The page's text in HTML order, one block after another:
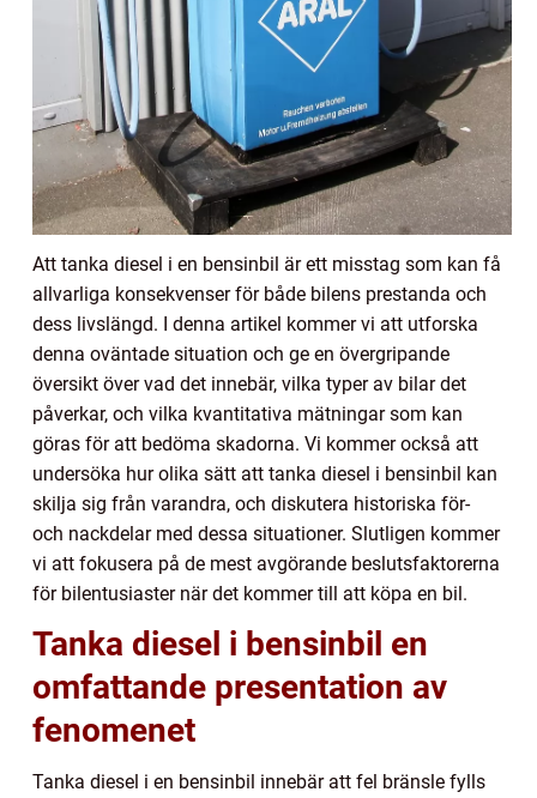
Att tanka diesel i en bensinbil är ett misstag som kan få
allvarliga konsekvenser för både bilens prestanda och
dess livslängd. I denna artikel kommer vi att utforska
denna oväntade situation och ge en övergripande
översikt över vad det innebär, vilka typer av bilar det
påverkar, och vilka kvantitativa mätningar som kan
göras för att bedöma skadorna. Vi kommer också att
undersöka hur olika sätt att tanka diesel i bensinbil kan
skilja sig från varandra, och diskutera historiska för-
och nackdelar med dessa situationer. Slutligen kommer
vi att fokusera på de mest avgörande beslutsfaktorerna
för bilentusiaster när det kommer till att köpa en bil.
Tanka diesel i bensinbil en
omfattande presentation av
fenomenet
Tanka diesel i en bensinbil innebär att fel bränsle fylls